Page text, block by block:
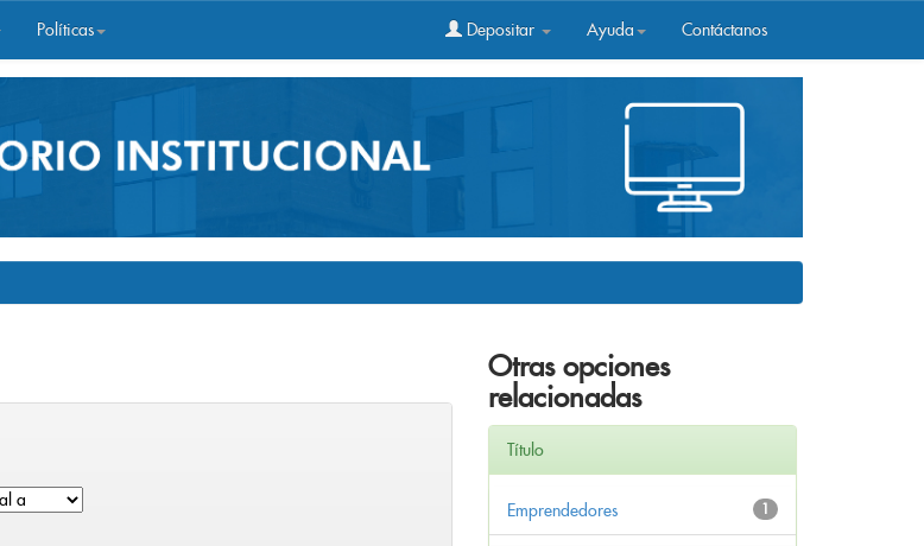
Políticas Depositar Ayuda Contáctanos
Otras opciones
relacionadas
Título
1
Emprendedores